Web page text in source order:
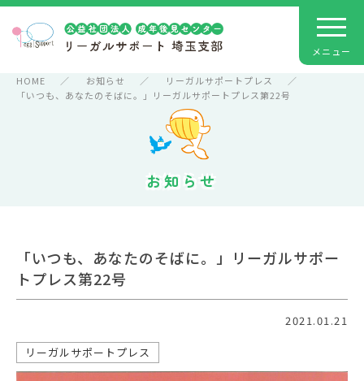
お知らせ
HOME お知らせ
リーガルサポートプレス
「いつも、あなたのそばに。」リーガルサポートプレス第22号
「いつも、あなたのそばに。」リーガルサポー
トプレス第22号
2021.01.21
リーガルサポートプレス